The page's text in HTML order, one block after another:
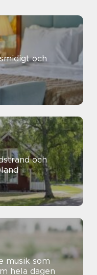
musik som
hela dagen